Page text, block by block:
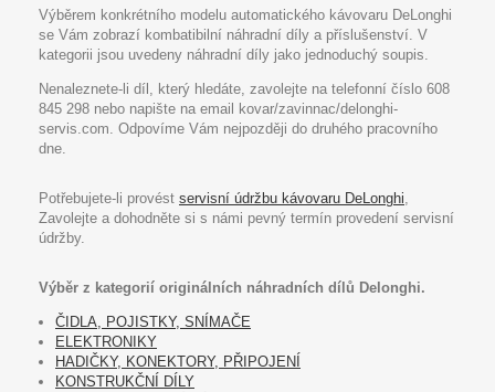
Výběrem konkrétního modelu automatického kávovaru DeLonghi
se Vám zobrazí kombatibilní náhradní díly a příslušenství. V
kategorii jsou uvedeny náhradní díly jako jednoduchý soupis.
Nenaleznete-li díl, který hledáte, zavolejte na telefonní číslo 608
845 298 nebo napište na email kovar/zavinnac/delonghi-
servis.com. Odpovíme Vám nejpozději do druhého pracovního
dne.
Potřebujete-li provést servisní údržbu kávovaru DeLonghi,
Zavolejte a dohodněte si s námi pevný termín provedení servisní
údržby.
Výběr z kategorií originálních náhradních dílů Delonghi.
ČIDLA, POJISTKY, SNÍMAČE
ELEKTRONIKY
HADIČKY, KONEKTORY, PŘIPOJENÍ
KONSTRUKČNÍ DÍLY